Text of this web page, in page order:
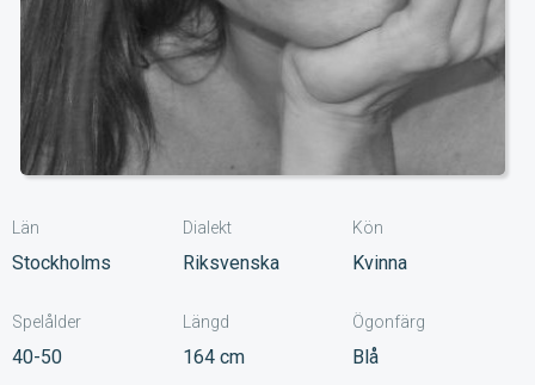
Län
Stockholms
Dialekt
Riksvenska
Kön
Kvinna
Spelålder
40-50
Längd
164 cm
Ögonfärg
Blå